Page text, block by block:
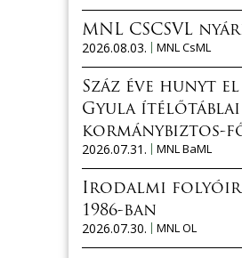
MNL CSCSVL
2026.08.03.
MNL CsML
Száz éve hunyt
Gyula ítélőtáblai
kormánybiztos-
2026.07.31.
MNL BaML
Irodalmi
1986-ban
2026.07.30.
MNL OL